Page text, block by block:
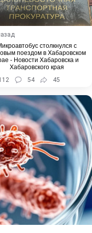
столкнулся с
поездом в Хабаровском
- Новости Хабаровска и
Хабаровского края
54 45